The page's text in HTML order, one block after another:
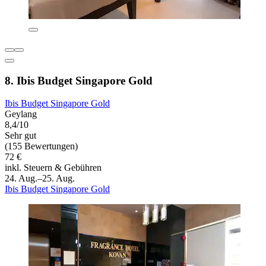
8. Ibis Budget Singapore Gold
Ibis Budget Singapore Gold
Geylang
8,4/10
Sehr gut
(155 Bewertungen)
72 €
inkl. Steuern & Gebühren
24. Aug.–25. Aug.
Ibis Budget Singapore Gold